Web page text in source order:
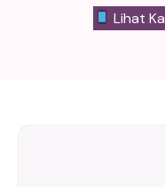
Lihat